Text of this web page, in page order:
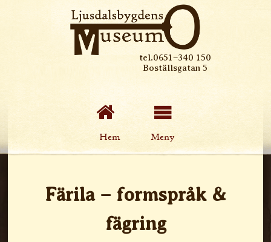
tel.0651–340 150
Boställsgatan 5
Hem Meny
Färila – formspråk &
fägring